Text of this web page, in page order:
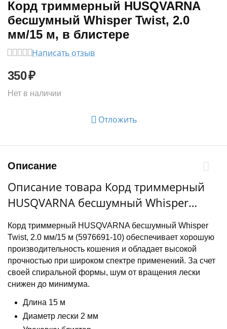
Корд триммерный HUSQVARNA
бесшумный Whisper Twist, 2.0
мм/15 м, в блистере
Написать отзыв
350₽
Нет в наличии
Отложить
Описание
Описание товара Корд триммерный
HUSQVARNA бесшумный Whisper
Twist, 2.0 мм/15 м, в блистере
Корд триммерный HUSQVARNA бесшумный Whisper
Twist, 2.0 мм/15 м (5976691-10) обеспечивает хорошую
производительность кошения и обладает высокой
прочностью при широком спектре применений. За счет
своей спиральной формы, шум от вращения лески
снижен до минимума.
Длина 15 м
Диаметр лески 2 мм